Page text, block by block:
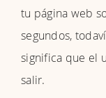
tu página web
segundos,
significa que el
salir.